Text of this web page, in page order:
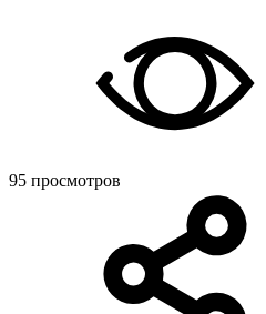
95 просмотров